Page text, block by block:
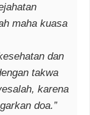
maha kuasa
dan
takwa
karena
doa.”